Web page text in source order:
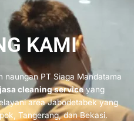
KAMI
naungan PT Siaga Mandatama
jasa cleaning serviceyang
area Jabodetabek yang
Tangerang, dan Bekasi.